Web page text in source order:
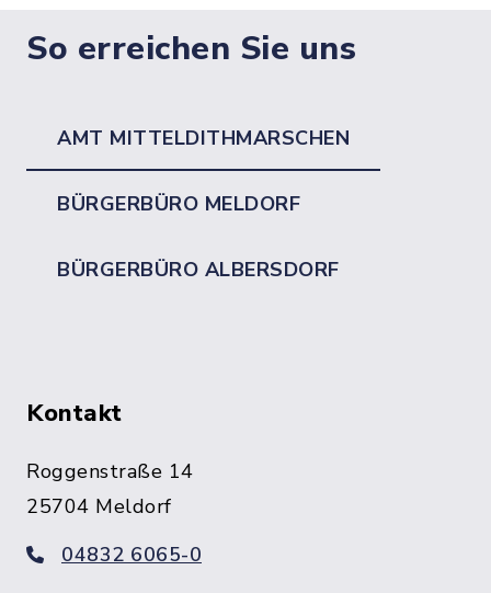
So erreichen Sie uns
AMT MITTELDITHMARSCHEN
BÜRGERBÜRO MELDORF
BÜRGERBÜRO ALBERSDORF
Kontakt
Roggenstraße 14
25704 Meldorf
04832 6065-0